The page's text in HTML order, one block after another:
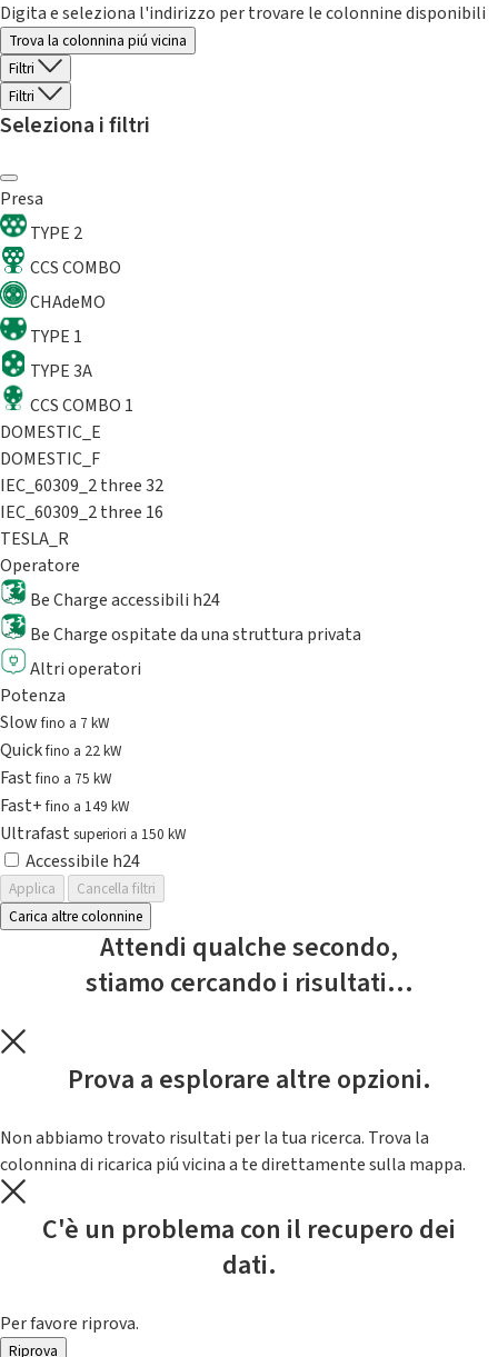
Digita e seleziona l'indirizzo per trovare le colonnine disponibili
Trova la colonnina piú vicina
Filtri
Filtri
Seleziona i filtri
Presa
TYPE 2
CCS COMBO
CHAdeMO
TYPE 1
TYPE 3A
CCS COMBO 1
DOMESTIC_E
DOMESTIC_F
IEC_60309_2 three 32
IEC_60309_2 three 16
TESLA_R
Operatore
Be Charge accessibili h24
Be Charge ospitate da una struttura privata
Altri operatori
Potenza
Slowfino a 7 kW
Quickfino a 22 kW
Fastfino a 75 kW
Fast+fino a 149 kW
Ultrafast superiori a 150 kW
Accessibile h24
Applica
Cancella filtri
Carica altre colonnine
Attendi qualche secondo,
stiamo cercando i risultati...
Prova a esplorare altre opzioni.
Non abbiamo trovato risultati per la tua ricerca. Trova la
colonnina di ricarica piú vicina a te direttamente sulla mappa.
C'è un problema con il recupero dei
dati.
Per favore riprova.
Riprova